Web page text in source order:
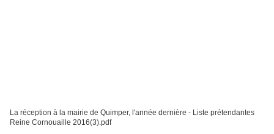
La réception à la mairie de Quimper, l'année dernière - Liste prétendantes
Reine Cornouaille 2016(3).pdf